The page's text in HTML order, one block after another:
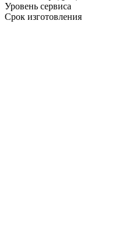
Уровень сервиса
Срок изготовления